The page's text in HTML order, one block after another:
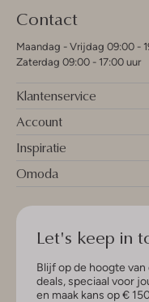
Contact
Maandag - Vrijdag 09:00 -
Zaterdag 09:00 - 17:00 uur
Klantenservice
Account
Inspiratie
Omoda
Let's keep in
Blijf op de hoogte
deals, speciaal voor
en maak kans op €